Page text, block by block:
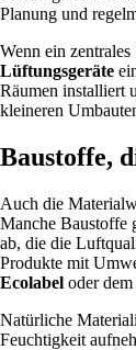
Planung und
Wenn ein
Lüftungsgeräte
Räumen installiert
kleineren
Baustoffe,
Auch die
Manche Baustoffe
ab, die die
Produkte mit
Ecolabel oder dem
Natürliche
Feuchtigkeit